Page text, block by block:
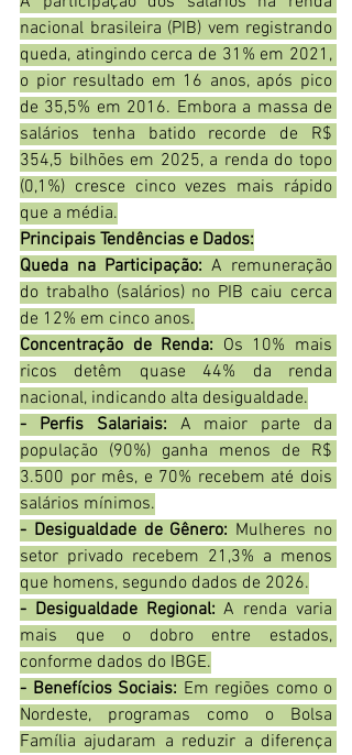
nacional brasileira (PIB) vem registrando
queda, atingindo cerca de 31% em 2021,
o pior resultado em 16 anos, após pico
de 35,5% em 2016. Embora a massa de
salários tenha batido recorde de R$
354,5 bilhões em 2025, a renda do topo
(0,1%) cresce cinco vezes mais rápido
que a média.
Principais Tendências e Dados:
Queda na Participação: A remuneração
do trabalho (salários) no PIB caiu cerca
de 12% em cinco anos.
Concentração de Renda: Os 10% mais
ricos detêm quase 44% da renda
nacional, indicando alta desigualdade.
- Perfis Salariais: A maior parte da
população (90%) ganha menos de R$
3.500 por mês, e 70% recebem até dois
salários mínimos.
- Desigualdade de Gênero: Mulheres no
setor privado recebem 21,3% a menos
que homens, segundo dados de 2026.
- Desigualdade Regional: A renda varia
mais que o dobro entre estados,
conforme dados do IBGE.
- Benefícios Sociais: Em regiões como o
Nordeste, programas como o Bolsa
Família ajudaram a reduzir a diferença